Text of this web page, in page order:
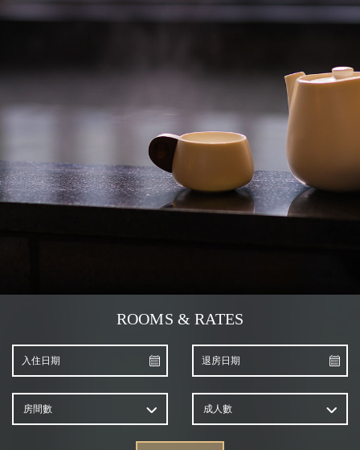
ROOMS & RATES
房間數 成人數